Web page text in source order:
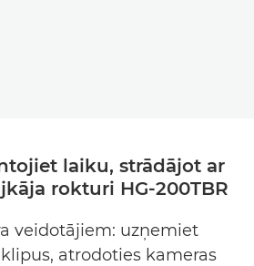
SLAIDS
laiku, strādājot ar
rokturi HG-200TBR
veidotājiem: uzņemiet
atrodoties kameras